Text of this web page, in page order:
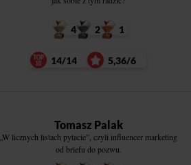
4 2 1
14/14 5,36/6
Tomasz Palak
„W licznych listach pytacie”, czyli influencer marketing
od briefu do pozwu.